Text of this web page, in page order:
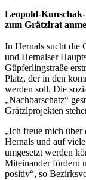
Leopold-
zum Grätzlrat
In Hernals sucht die
und Hernalser
Güpferlingstraße
Platz, der in den
werden soll. Die
„Nachbarschatz“
Grätzlprojekten
„Ich freue mich
Hernals und auf
umgesetzt werden
Miteinander fördern
positiv“, so